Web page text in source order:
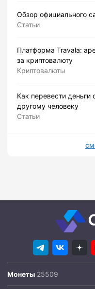
Обзор официального
Статьи
Платформа Travala:
за криптовалюту
Криптовалюты
Как перевести деньги
другому человеку
Статьи
Монеты